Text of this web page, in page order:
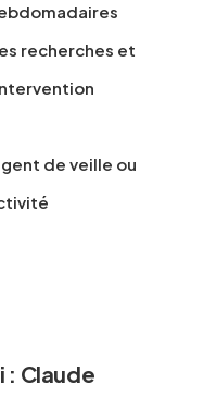
recherches et
de veille ou
: Claude